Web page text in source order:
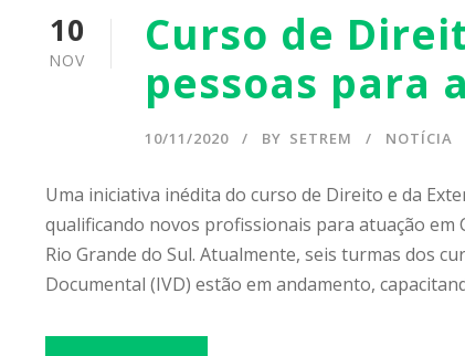
10
NOV
Curso de
pessoas para
10/11/2020 BY SETREM NOTÍCIA
Uma iniciativa inédita do curso de Direito e da
qualificando novos profissionais para atuação em
Rio Grande do Sul. Atualmente, seis turmas dos
Documental (IVD) estão em andamento,